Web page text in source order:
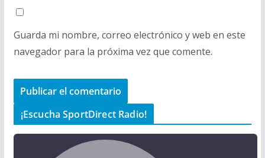
Guarda mi nombre, correo electrónico y web en este
navegador para la próxima vez que comente.
¡Escucha SportDirect Radio!